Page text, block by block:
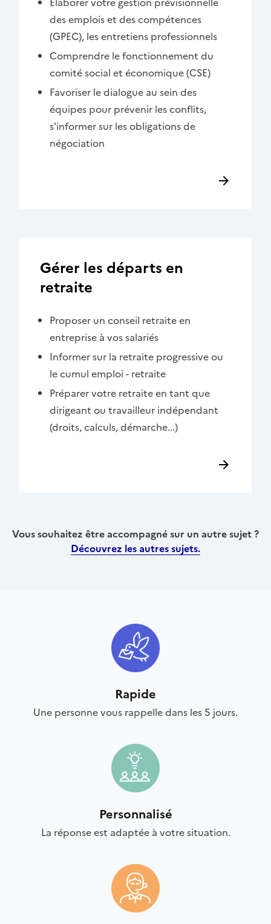
des emplois et des compétences
(GPEC), les entretiens professionnels
Comprendre le fonctionnement du
comité social et économique (CSE)
Favoriser le dialogue au sein des
équipes pour prévenir les conflits,
s'informer sur les obligations de
négociation
Gérer les départs en
retraite
Proposer un conseil retraite en
entreprise à vos salariés
Informer sur la retraite progressive ou
le cumul emploi - retraite
Préparer votre retraite en tant que
dirigeant ou travailleur indépendant
(droits, calculs, démarche...)
Vous souhaitez être accompagné sur un autre sujet ?
Découvrez les autres sujets.
Rapide
Une personne vous rappelle dans les 5 jours.
Personnalisé
La réponse est adaptée à votre situation.